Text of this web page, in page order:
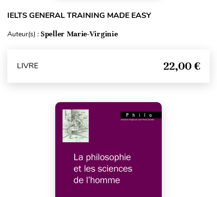
IELTS GENERAL TRAINING MADE EASY
Auteur(s) : Speller Marie-Virginie
LIVRE 22,00 €